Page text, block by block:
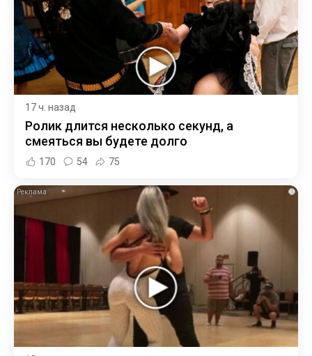
17 ч. назад
Ролик длится несколько секунд, а
смеяться вы будете долго
170 54 75
i